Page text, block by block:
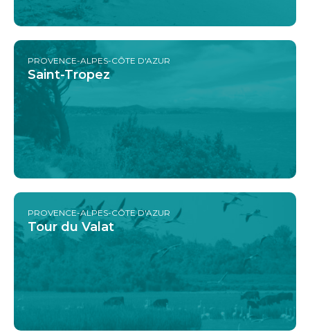
PROVENCE-ALPES-CÔTE D'AZUR
Saint-Tropez
PROVENCE-ALPES-CÔTE D'AZUR
Tour du Valat